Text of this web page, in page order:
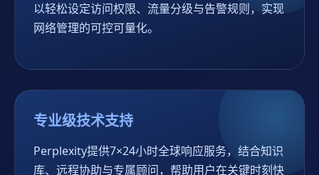
以轻松设定访问权限、流量分级与告警规则，实现
网络管理的可控可量化。
专业级技术支持
Perplexity提供7×24小时全球响应服务，结合知识
库、远程协助与专属顾问，帮助用户在关键时刻快